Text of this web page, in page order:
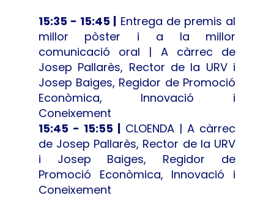
15:35 - 15:45 | Entrega de premis al
millor pòster i a la millor
comunicació oral | A càrrec de
Josep Pallarès, Rector de la URV i
Josep Baiges, Regidor de Promoció
Econòmica, Innovació i
Coneixement
15:45 - 15:55 |CLOENDA | A càrrec
de Josep Pallarès, Rector de la URV
i Josep Baiges, Regidor de
Promoció Econòmica, Innovació i
Coneixement